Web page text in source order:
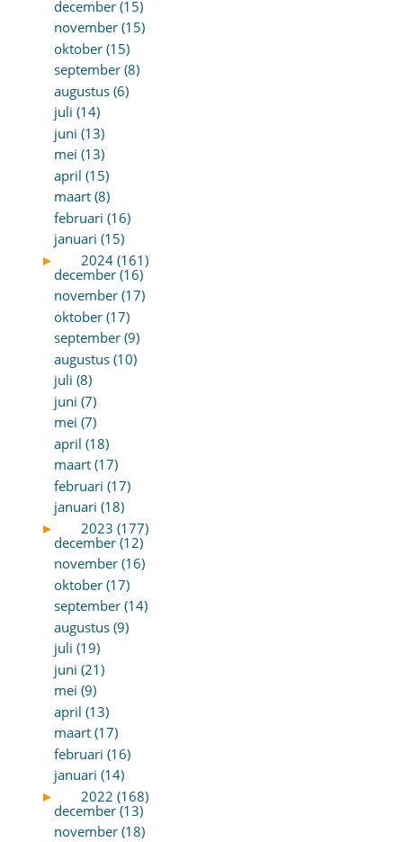
december (15)
november (15)
oktober (15)
september (8)
augustus (6)
juli (14)
juni (13)
mei (13)
april (15)
maart (8)
februari (16)
januari (15)
►
2024 (161)
december (16)
november (17)
oktober (17)
september (9)
augustus (10)
juli (8)
juni (7)
mei (7)
april (18)
maart (17)
februari (17)
januari (18)
►
2023 (177)
december (12)
november (16)
oktober (17)
september (14)
augustus (9)
juli (19)
juni (21)
mei (9)
april (13)
maart (17)
februari (16)
januari (14)
►
2022 (168)
december (13)
november (18)